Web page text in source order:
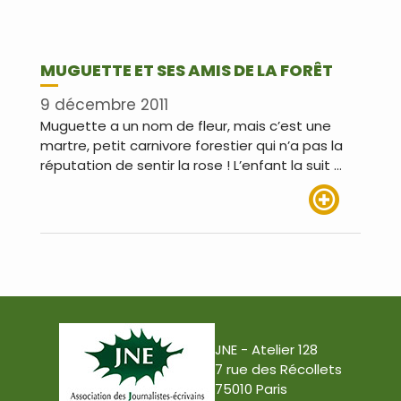
MUGUETTE ET SES AMIS DE LA FORÊT
9 décembre 2011
Muguette a un nom de fleur, mais c’est une
martre, petit carnivore forestier qui n’a pas la
réputation de sentir la rose ! L’enfant la suit …
JNE - Atelier 128
7 rue des Récollets
75010 Paris